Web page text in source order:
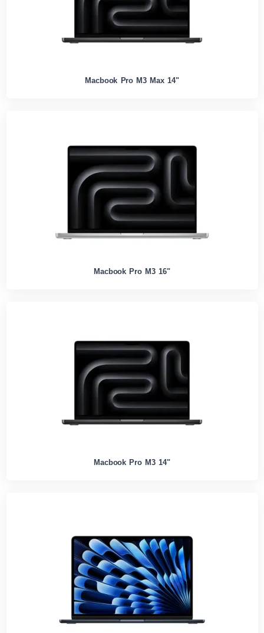
Macbook Pro M3 Max 14"
Macbook Pro M3 16"
Macbook Pro M3 14"